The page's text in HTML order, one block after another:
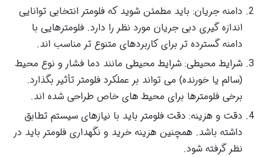
دامنه جریان: باید مطمئن شوید که فلومتر انتخابی توانایی
اندازه گیری دبی جریان مورد نظر را دارد. فلومترهایی با
دامنه گسترده تر برای کاربردهای متنوع تر مناسب اند.
شرایط محیطی: شرایط محیطی مانند دما فشار و نوع محیط
(سالم یا خورنده) می تواند بر عملکرد فلومتر تأثیر بگذارد.
برخی فلومترها برای محیط های خاص طراحی شده اند.
دقت و هزینه: دقت فلومتر باید با نیازهای سیستم تطابق
داشته باشد. همچنین هزینه خرید و نگهداری فلومتر باید در
نظر گرفته شود.